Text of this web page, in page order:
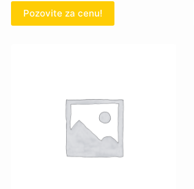
Pozovite za cenu!